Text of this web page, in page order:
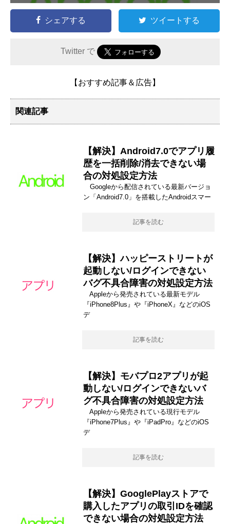
シェアする ツイートする
Twitter で
【おすすめ記事＆広告】
関連記事
【解決】Android7.0でアプリ履
歴を一括削除/消去できない場
合の対処設定方法
Googleから配信されている最新バージョ
ン「Android7.0」を搭載したAndroidスマー
記事を読む
【解決】ハッピーストリートが
起動しない/ログインできない
バグ不具合障害の対処設定方法
Appleから発売されている最新モデル
『iPhone8Plus』や『iPhoneX』などのiOS
デ
記事を読む
【解決】モバプロ2アプリが起
動しない/ログインできないバ
グ不具合障害の対処設定方法
Appleから発売されている現行モデル
『iPhone7Plus』や『iPadPro』などのiOS
デ
記事を読む
【解決】GooglePlayストアで
購入したアプリの取引IDを確認
できない場合の対処設定方法